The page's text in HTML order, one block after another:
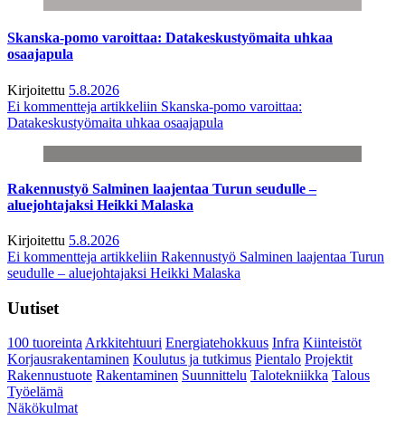
Skanska-pomo varoittaa: Datakeskustyömaita uhkaa
osaajapula
Kirjoitettu 5.8.2026
Ei kommentteja artikkeliin Skanska-pomo varoittaa:
Datakeskustyömaita uhkaa osaajapula
Rakennustyö Salminen laajentaa Turun seudulle –
aluejohtajaksi Heikki Malaska
Kirjoitettu 5.8.2026
Ei kommentteja artikkeliin Rakennustyö Salminen laajentaa Turun
seudulle – aluejohtajaksi Heikki Malaska
Uutiset
100 tuoreintaArkkitehtuuri Energiatehokkuus Infra Kiinteistöt
Korjausrakentaminen Koulutus ja tutkimus Pientalo Projektit
Rakennustuote Rakentaminen Suunnittelu Talotekniikka Talous
Työelämä
Näkökulmat